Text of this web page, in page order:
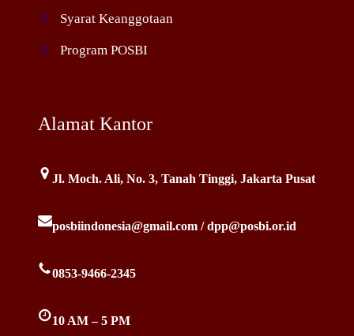
Syarat Keanggotaan
Program POSBI
Alamat Kantor
Jl. Moch. Ali, No. 3, Tanah Tinggi, Jakarta Pusat
posbiindonesia@gmail.com / dpp@posbi.or.id
0853-9466-2345
10 AM – 5 PM